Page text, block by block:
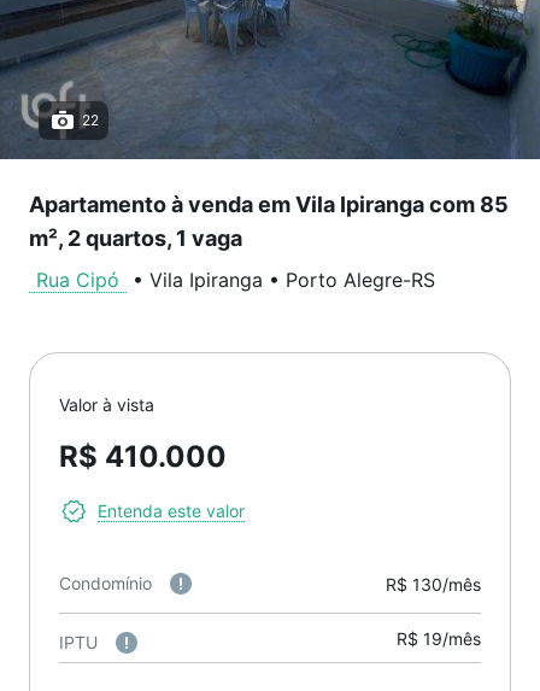
22
Apartamento à venda em Vila Ipiranga com 85
m², 2 quartos, 1 vaga
Rua Cipó • Vila Ipiranga • Porto Alegre-RS
Valor à vista
R$ 410.000
Entenda este valor
Condomínio R$ 130/mês
IPTU R$ 19/mês